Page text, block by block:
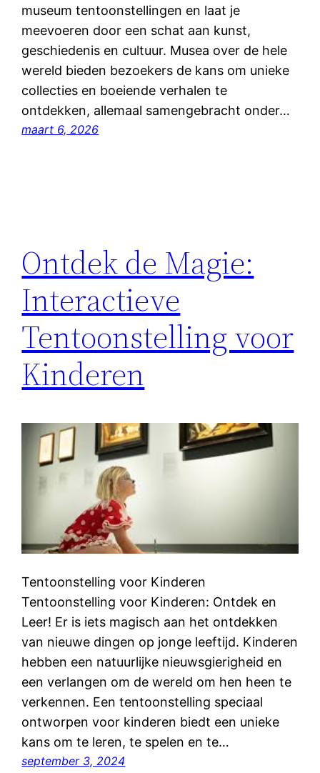
museum tentoonstellingen en laat je
meevoeren door een schat aan kunst,
geschiedenis en cultuur. Musea over de hele
wereld bieden bezoekers de kans om unieke
collecties en boeiende verhalen te
ontdekken, allemaal samengebracht onder…
maart 6, 2026
Ontdek de Magie:
Interactieve
Tentoonstelling voor
Kinderen
Tentoonstelling voor Kinderen
Tentoonstelling voor Kinderen: Ontdek en
Leer! Er is iets magisch aan het ontdekken
van nieuwe dingen op jonge leeftijd. Kinderen
hebben een natuurlijke nieuwsgierigheid en
een verlangen om de wereld om hen heen te
verkennen. Een tentoonstelling speciaal
ontworpen voor kinderen biedt een unieke
kans om te leren, te spelen en te…
september 3, 2024